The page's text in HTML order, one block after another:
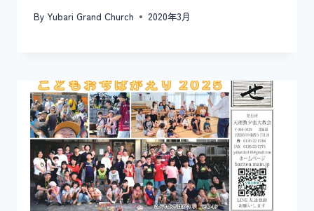
By Yubari Grand Church 2020年3月